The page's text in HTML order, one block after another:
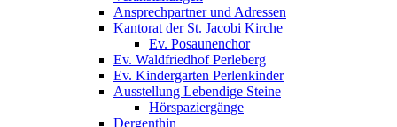
Ansprechpartner und Adressen
Kantorat der St. Jacobi Kirche
Ev. Posaunenchor
Ev. Waldfriedhof Perleberg
Ev. Kindergarten Perlenkinder
Ausstellung Lebendige Steine
Hörspaziergänge
Dergenthin